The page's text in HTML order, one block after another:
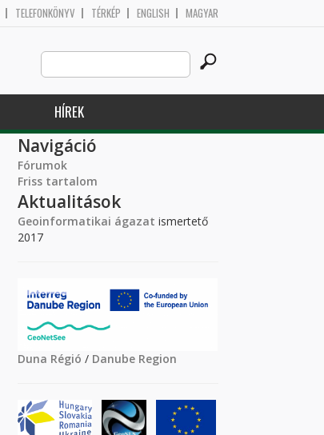
TELEFONKÖNYV TÉRKÉP ENGLISH MAGYAR
Search
this
site
HÍREK
Navigáció
Fórumok
Friss tartalom
Aktualitások
Geoinformatikai ágazat ismertető
2017
Duna Régió / Danube Region